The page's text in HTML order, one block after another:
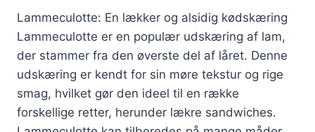
Lammeculotte: En lækker og alsidig kødskæring
Lammeculotte er en populær udskæring af lam,
der stammer fra den øverste del af låret. Denne
udskæring er kendt for sin møre tekstur og rige
smag, hvilket gør den ideel til en række
forskellige retter, herunder lækre sandwiches.